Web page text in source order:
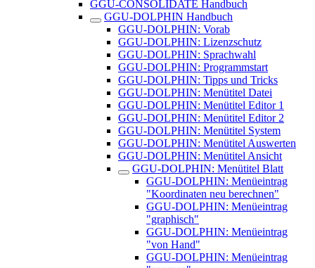
GGU-CONSOLIDATE Handbuch
GGU-DOLPHIN Handbuch
GGU-DOLPHIN: Vorab
GGU-DOLPHIN: Lizenzschutz
GGU-DOLPHIN: Sprachwahl
GGU-DOLPHIN: Programmstart
GGU-DOLPHIN: Tipps und Tricks
GGU-DOLPHIN: Menütitel Datei
GGU-DOLPHIN: Menütitel Editor 1
GGU-DOLPHIN: Menütitel Editor 2
GGU-DOLPHIN: Menütitel System
GGU-DOLPHIN: Menütitel Auswerten
GGU-DOLPHIN: Menütitel Ansicht
GGU-DOLPHIN: Menütitel Blatt
GGU-DOLPHIN: Menüeintrag
"Koordinaten neu berechnen"
GGU-DOLPHIN: Menüeintrag
"graphisch"
GGU-DOLPHIN: Menüeintrag
"von Hand"
GGU-DOLPHIN: Menüeintrag